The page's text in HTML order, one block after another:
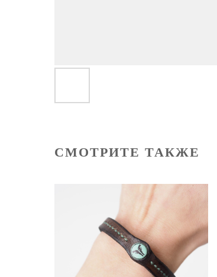
СМОТРИТЕ ТАКЖЕ